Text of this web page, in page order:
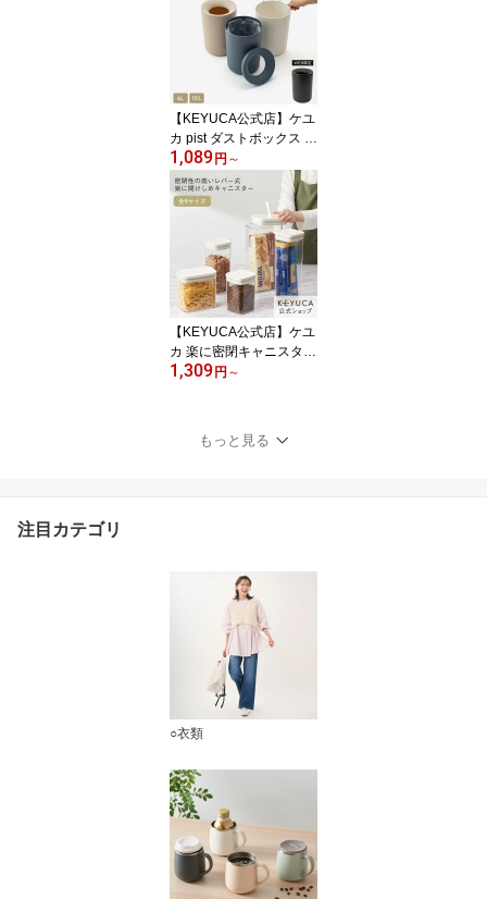
水切り 野菜水切り器 キ
ッチングッズ キッチン
料理 調理器具 水きり 水
切りボウル サラダボウル
サラダボール 大きめ 大
ざる ザル セット 水切り
器]
【KEYUCA公式店】ケユ
カ pist ダストボックス 6
L・10L[ゴミ箱 ごみ箱 リ
ビング 寝室 洗面所 おし
ゃれ オシャレ シンプル
ピンク ネイビー ホワイ
ト ごみばこ インテリア
かわいい おしゃれなゴミ
箱 円形 お洒落 丸 袋が見
えない 新生活 小さい コ
ンパクト 袋 見えない]
1,089 円 ～
【KEYUCA公式店】ケユ
カ 楽に密閉キャニスター
全9サイズ [保存容器 調味
密閉 シンプル キャニス
ター ストックケース キ
1,309 円 ～
もっと見る
注目カテゴリ
○衣類